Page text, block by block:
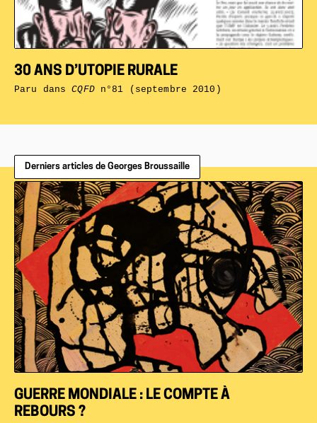
30 ANS D’UTOPIE RURALE
Paru dansCQFDn°81 (septembre 2010)
Derniers articles de Georges Broussaille
GUERRE MONDIALE : LE COMPTE À
REBOURS ?